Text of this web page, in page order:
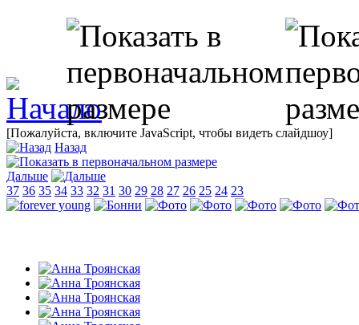
[Пожалуйста, включите JavaScript, чтобы видеть слайдшоу]
Назад
Дальше
37 36 35 34 33 32 31 30 29 28 27 26 25 24 23